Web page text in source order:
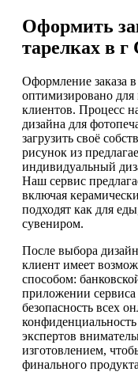
Оформить
тарелках в г
Оформление заказа
оптимизировано
клиентов. Процесс
дизайна для
загрузить своё
рисунок из
индивидуальный
Наш сервис
включая
подходят как для
сувениром.
После выбора
клиент имеет
способом:
приложении
безопасность всех
экспертов
изготовлением,
финального